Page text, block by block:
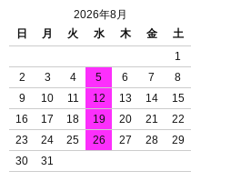
2026年8月
日
月 火 水 木 金
土
1
2
3 4 5 6 7
8
9
10 11 12 13 14
15
16
17 18 19 20 21
22
23
24 25 26 27 28
29
30
31